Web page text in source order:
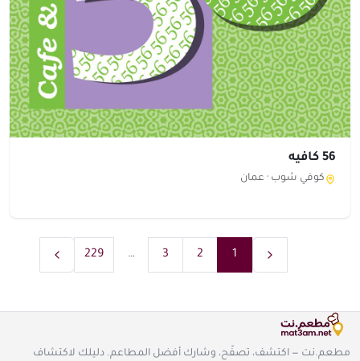
56 كافيه
كوفي شوب · عمان
1
2
3
…
229
مطعم.نت — اكتشف، تصفّح، وشارك أفضل المطاعم. دليلك لاكتشاف